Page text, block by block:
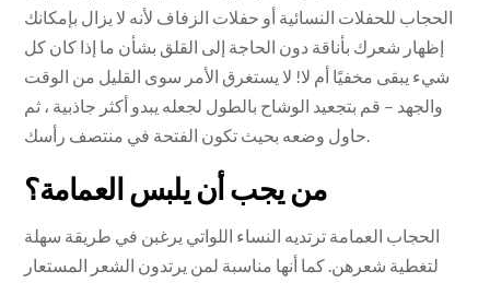
الحجاب للحفلات النسائية أو حفلات الزفاف لأنه لا يزال بإمكانك
إظهار شعرك بأناقة دون الحاجة إلى القلق بشأن ما إذا كان كل
شيء يبقى مخفيًا أم لا! لا يستغرق الأمر سوى القليل من الوقت
والجهد – قم بتجعيد الوشاح بالطول لجعله يبدو أكثر جاذبية ، ثم
حاول وضعه بحيث تكون الفتحة في منتصف رأسك.
من يجب أن يلبس العمامة؟
الحجاب العمامة ترتديه النساء اللواتي يرغبن في طريقة سهلة
لتغطية شعرهن. كما أنها مناسبة لمن يرتدون الشعر المستعار